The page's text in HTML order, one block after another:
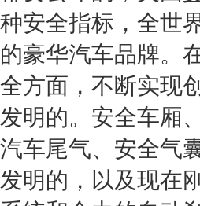
种安全指标，全世
的豪华汽车品牌。
全方面，不断实现
发明的。安全车厢
汽车尾气、安全气
发明的，以及现在